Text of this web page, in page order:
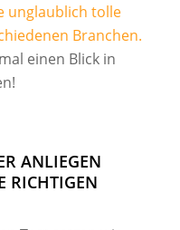
unglaublich tolle
Branchen.
einen Blick in
ANLIEGEN
RICHTIGEN